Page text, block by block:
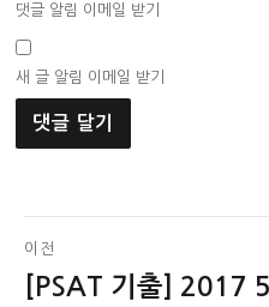
댓글 알림 이메일 받기
새 글 알림 이메일 받기
글
탐
이전
이[PSAT 기출] 2017